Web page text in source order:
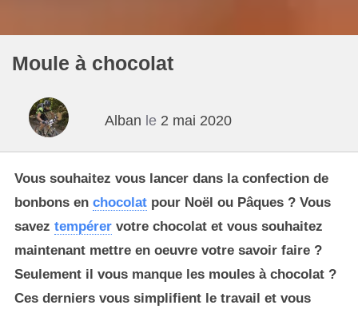
Moule à chocolat
Alban le 2 mai 2020
Vous souhaitez vous lancer dans la confection de
bonbons en chocolat pour Noël ou Pâques ? Vous
savez tempérer votre chocolat et vous souhaitez
maintenant mettre en oeuvre votre savoir faire ?
Seulement il vous manque les moules à chocolat ?
Ces derniers vous simplifient le travail et vous